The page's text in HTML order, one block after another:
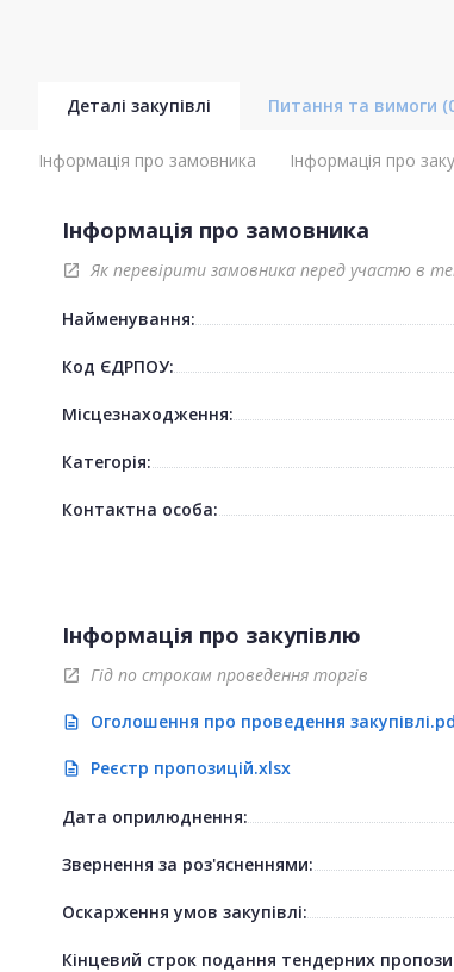
Деталі закупівлі Питання та вимоги
Інформація про замовника Інформація про
Інформація про замовника
open_in_new Як перевірити замовника перед участю в
Найменування:
Код ЄДРПОУ:
Місцезнаходження:
Категорія:
Контактна особа:
Інформація про закупівлю
open_in_new Гід по строкам проведення торгів
description Оголошення про проведення
description Реєстр пропозицій.xlsx
Дата оприлюднення:
Звернення за роз'ясненнями:
Оскарження умов закупівлі:
Кінцевий строк подання тендерних